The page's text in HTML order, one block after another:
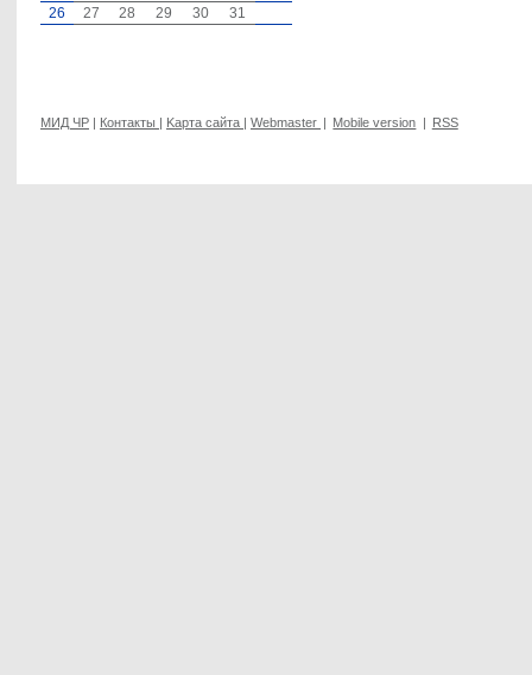
26
27 28 29 30 31
МИД ЧР | Контакты | Kарта сайта | Webmaster | Mobile version | RSS